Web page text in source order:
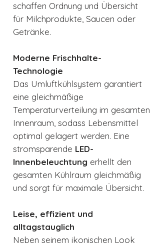
schaffen Ordnung und Übersicht
für Milchprodukte, Saucen oder
Getränke.
Moderne Frischhalte-
Technologie
Das Umluftkühlsystem garantiert
eine gleichmäßige
Temperaturverteilung im gesamten
Innenraum, sodass Lebensmittel
optimal gelagert werden. Eine
stromsparende LED-
Innenbeleuchtung erhellt den
gesamten Kühlraum gleichmäßig
und sorgt für maximale Übersicht.
Leise, effizient und
alltagstauglich
Neben seinem ikonischen Look